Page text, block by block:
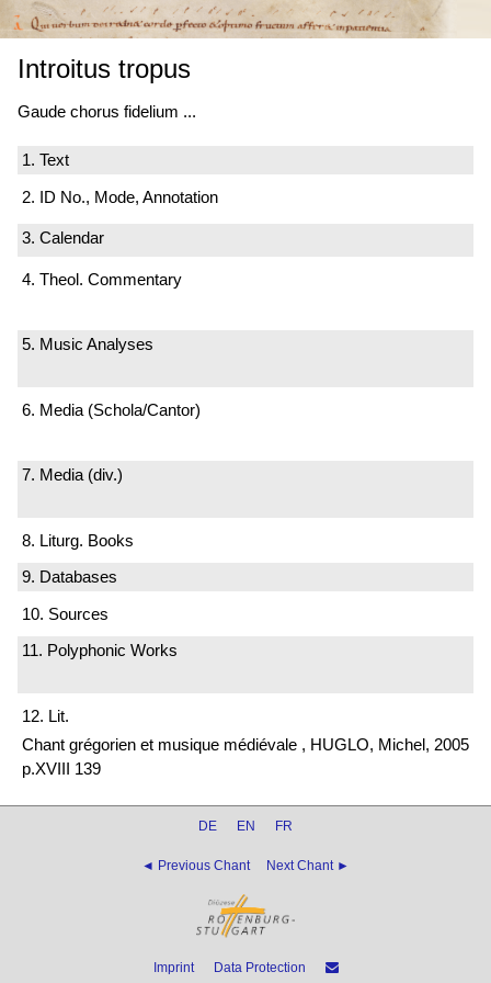
Introitus tropus
Gaude chorus fidelium ...
1. Text
2. ID No., Mode, Annotation
3. Calendar
4. Theol. Commentary
5. Music Analyses
6. Media (Schola/Cantor)
7. Media (div.)
8. Liturg. Books
9. Databases
10. Sources
11. Polyphonic Works
12. Lit.
Chant grégorien et musique médiévale , HUGLO, Michel, 2005
p.XVIII 139
DE EN FR
◄ Previous Chant Next Chant ►
Imprint Data Protection